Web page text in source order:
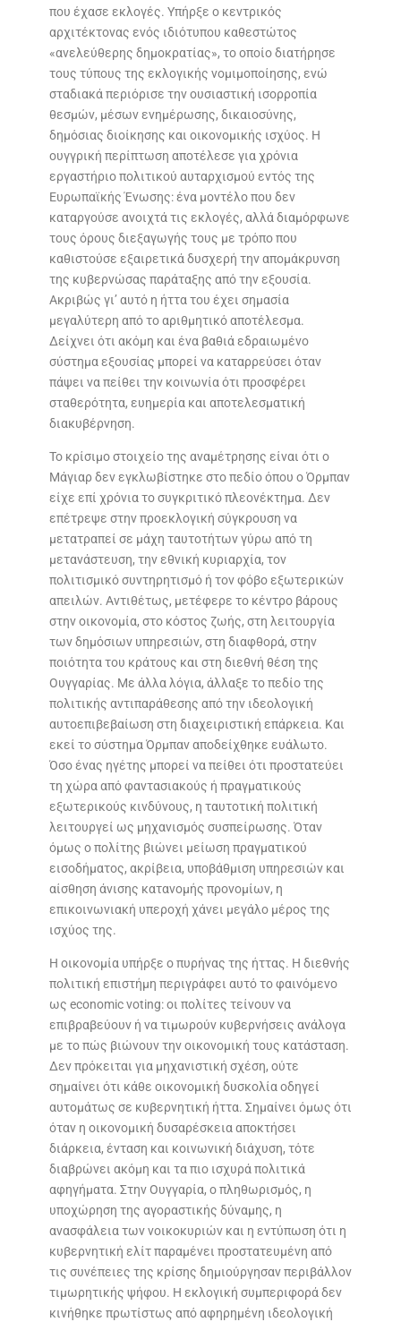
που έχασε εκλογές. Υπήρξε ο κεντρικός
αρχιτέκτονας ενός ιδιότυπου καθεστώτος
«ανελεύθερης δημοκρατίας», το οποίο διατήρησε
τους τύπους της εκλογικής νομιμοποίησης, ενώ
σταδιακά περιόρισε την ουσιαστική ισορροπία
θεσμών, μέσων ενημέρωσης, δικαιοσύνης,
δημόσιας διοίκησης και οικονομικής ισχύος. Η
ουγγρική περίπτωση αποτέλεσε για χρόνια
εργαστήριο πολιτικού αυταρχισμού εντός της
Ευρωπαϊκής Ένωσης: ένα μοντέλο που δεν
καταργούσε ανοιχτά τις εκλογές, αλλά διαμόρφωνε
τους όρους διεξαγωγής τους με τρόπο που
καθιστούσε εξαιρετικά δυσχερή την απομάκρυνση
της κυβερνώσας παράταξης από την εξουσία.
Ακριβώς γι’ αυτό η ήττα του έχει σημασία
μεγαλύτερη από το αριθμητικό αποτέλεσμα.
Δείχνει ότι ακόμη και ένα βαθιά εδραιωμένο
σύστημα εξουσίας μπορεί να καταρρεύσει όταν
πάψει να πείθει την κοινωνία ότι προσφέρει
σταθερότητα, ευημερία και αποτελεσματική
διακυβέρνηση.
Το κρίσιμο στοιχείο της αναμέτρησης είναι ότι ο
Μάγιαρ δεν εγκλωβίστηκε στο πεδίο όπου ο Όρμπαν
είχε επί χρόνια το συγκριτικό πλεονέκτημα. Δεν
επέτρεψε στην προεκλογική σύγκρουση να
μετατραπεί σε μάχη ταυτοτήτων γύρω από τη
μετανάστευση, την εθνική κυριαρχία, τον
πολιτισμικό συντηρητισμό ή τον φόβο εξωτερικών
απειλών. Αντιθέτως, μετέφερε το κέντρο βάρους
στην οικονομία, στο κόστος ζωής, στη λειτουργία
των δημόσιων υπηρεσιών, στη διαφθορά, στην
ποιότητα του κράτους και στη διεθνή θέση της
Ουγγαρίας. Με άλλα λόγια, άλλαξε το πεδίο της
πολιτικής αντιπαράθεσης από την ιδεολογική
αυτοεπιβεβαίωση στη διαχειριστική επάρκεια. Και
εκεί το σύστημα Όρμπαν αποδείχθηκε ευάλωτο.
Όσο ένας ηγέτης μπορεί να πείθει ότι προστατεύει
τη χώρα από φαντασιακούς ή πραγματικούς
εξωτερικούς κινδύνους, η ταυτοτική πολιτική
λειτουργεί ως μηχανισμός συσπείρωσης. Όταν
όμως ο πολίτης βιώνει μείωση πραγματικού
εισοδήματος, ακρίβεια, υποβάθμιση υπηρεσιών και
αίσθηση άνισης κατανομής προνομίων, η
επικοινωνιακή υπεροχή χάνει μεγάλο μέρος της
ισχύος της.
Η οικονομία υπήρξε ο πυρήνας της ήττας. Η διεθνής
πολιτική επιστήμη περιγράφει αυτό το φαινόμενο
ως economic voting: οι πολίτες τείνουν να
επιβραβεύουν ή να τιμωρούν κυβερνήσεις ανάλογα
με το πώς βιώνουν την οικονομική τους κατάσταση.
Δεν πρόκειται για μηχανιστική σχέση, ούτε
σημαίνει ότι κάθε οικονομική δυσκολία οδηγεί
αυτομάτως σε κυβερνητική ήττα. Σημαίνει όμως ότι
όταν η οικονομική δυσαρέσκεια αποκτήσει
διάρκεια, ένταση και κοινωνική διάχυση, τότε
διαβρώνει ακόμη και τα πιο ισχυρά πολιτικά
αφηγήματα. Στην Ουγγαρία, ο πληθωρισμός, η
υποχώρηση της αγοραστικής δύναμης, η
ανασφάλεια των νοικοκυριών και η εντύπωση ότι η
κυβερνητική ελίτ παραμένει προστατευμένη από
τις συνέπειες της κρίσης δημιούργησαν περιβάλλον
τιμωρητικής ψήφου. Η εκλογική συμπεριφορά δεν
κινήθηκε πρωτίστως από αφηρημένη ιδεολογική